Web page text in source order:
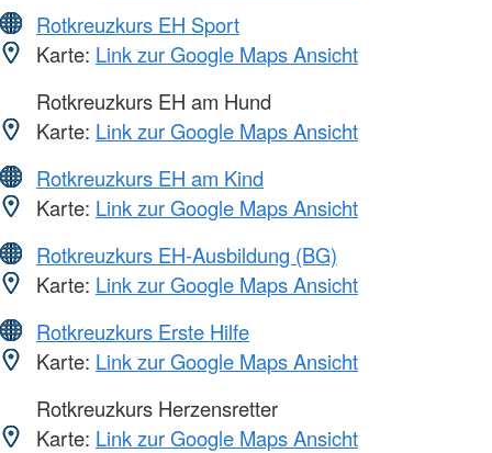
Rotkreuzkurs EH Sport
Karte: Link zur Google Maps Ansicht
Rotkreuzkurs EH am Hund
Karte: Link zur Google Maps Ansicht
Rotkreuzkurs EH am Kind
Karte: Link zur Google Maps Ansicht
Rotkreuzkurs EH-Ausbildung (BG)
Karte: Link zur Google Maps Ansicht
Rotkreuzkurs Erste Hilfe
Karte: Link zur Google Maps Ansicht
Rotkreuzkurs Herzensretter
Karte: Link zur Google Maps Ansicht